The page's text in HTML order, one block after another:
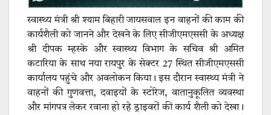
स्वास्थ्य मंत्री श्री श्याम बिहारी जायसवाल इन वाहनों की काम की
कार्यशैली को जानने और देखने के लिए सीजीएमएससी के अध्यक्ष
श्री दीपक म्हस्के और स्वास्थ्य विभाग के सचिव श्री अमित
कटारिया के साथ नया रायपुर के सेक्टर 27 स्थित सीजीएमएससी
कार्यालय पहुंचे और अवलोकन किया। इस दौरान स्वास्थ्य मंत्री ने
वाहनों की गुणवत्ता, दवाइयों के स्टोरेज, वातानुकूलित व्यवस्था
और मांगपत्र लेकर रवाना हो रहे ड्राइवरों की कार्य शैली को देखा।